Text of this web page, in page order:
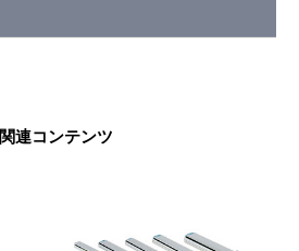
関連コンテンツ